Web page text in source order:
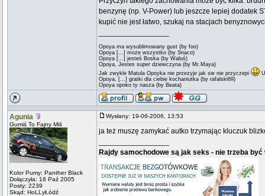
benzynę (np. V-Power) lub jeszcze lepiej dodatek
kupić nie jest łatwo, szukaj na stacjach
Opoya ma wysublimowany gust (by foo)
Opoya [...] może wszystko (by Snaco)
Opoya [...] jesteś Boska (by Waluś)
Opoya, Jestes super dziewczyna (by Mr.Maya)
Jak zwykle Matula Opoyka nie przezyje jak sie nie przyczepi
Opoya, [...] gratki dla ciebie kochaniutka (by rafalski69)
Opoya opoko ty nasza (by Beata)
Agunia
Gumiś To Fajny Miś
Kolor Pumy: Panther Black
Dołączyła: 18 Paź 2005
Posty: 2239
Skąd: HoLLyŁódź
Wysłany: 19-06-2006, 13:53
ja też muszę zamykać autko trzymając kluczuk
Rajdy samochodowe są jak seks - nie trzeba